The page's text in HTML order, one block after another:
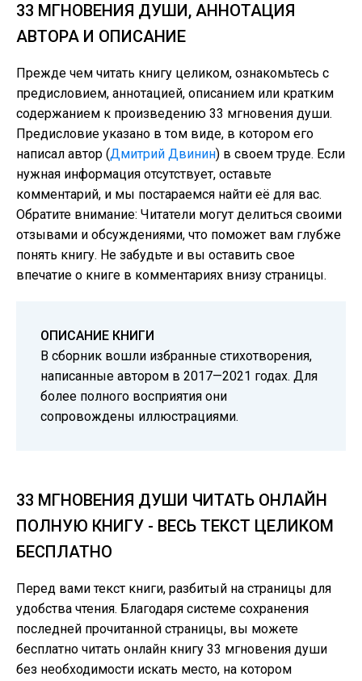
33 МГНОВЕНИЯ ДУШИ, АННОТАЦИЯ
АВТОРА И ОПИСАНИЕ
Прежде чем читать книгу целиком, ознакомьтесь с
предисловием, аннотацией, описанием или кратким
содержанием к произведению 33 мгновения души.
Предисловие указано в том виде, в котором его
написал автор (Дмитрий Двинин) в своем труде. Если
нужная информация отсутствует, оставьте
комментарий, и мы постараемся найти её для вас.
Обратите внимание: Читатели могут делиться своими
отзывами и обсуждениями, что поможет вам глубже
понять книгу. Не забудьте и вы оставить свое
впечатие о книге в комментариях внизу страницы.
ОПИСАНИЕ КНИГИ
В сборник вошли избранные стихотворения,
написанные автором в 2017—2021 годах. Для
более полного восприятия они
сопровождены иллюстрациями.
33 МГНОВЕНИЯ ДУШИ ЧИТАТЬ ОНЛАЙН
ПОЛНУЮ КНИГУ - ВЕСЬ ТЕКСТ ЦЕЛИКОМ
БЕСПЛАТНО
Перед вами текст книги, разбитый на страницы для
удобства чтения. Благодаря системе сохранения
последней прочитанной страницы, вы можете
бесплатно читать онлайн книгу 33 мгновения души
без необходимости искать место, на котором